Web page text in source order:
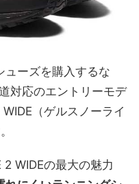
ューズを購入するな
対応のエントリーモデ
（ゲルスノーライ
WIDEの最大の魅力